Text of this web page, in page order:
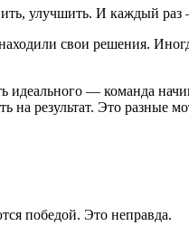
улучшить. И каждый
свои решения.
идеального — команда
на результат. Это разные
победой. Это неправда.